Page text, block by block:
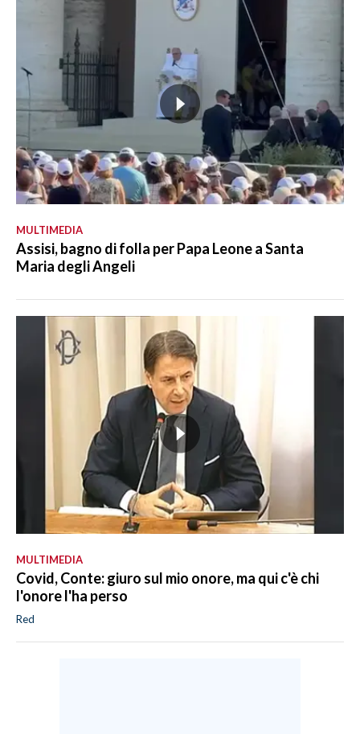
MULTIMEDIA
Assisi, bagno di folla per Papa Leone a Santa
Maria degli Angeli
MULTIMEDIA
Covid, Conte: giuro sul mio onore, ma qui c'è chi
l'onore l'ha perso
Red